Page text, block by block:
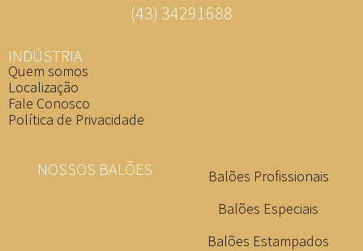
(43) 34291688
INDÚSTRIA
Quem somos
Localização
Fale Conosco
Política de Privacidade
NOSSOS BALÕES
Balões Profissionais
Balões Especiais
Balões Estampados